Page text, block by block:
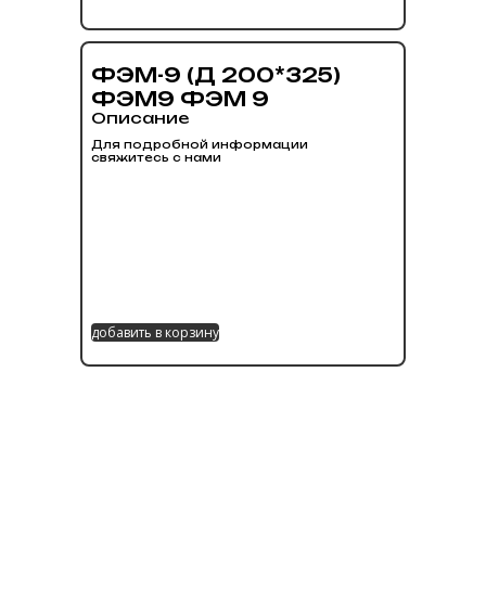
ФЭМ-9 (Д 200*325)
ФЭМ9 ФЭМ 9
Описание
Для подробной информации
свяжитесь с нами
добавить в корзину